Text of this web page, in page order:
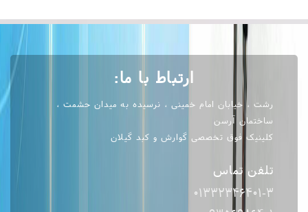
ارتباط با ما:
رشت ، خیابان امام خمینی ، نرسیده به میدان حشمت ،
ساختمان آرسن
کلینیک فوق تخصصی گوارش و کبد گیلان
تلفن تماس
01332346401-3